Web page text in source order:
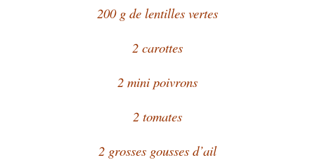
200 g de lentilles vertes
2 carottes
2 mini poivrons
2 tomates
2 grosses gousses d’ail